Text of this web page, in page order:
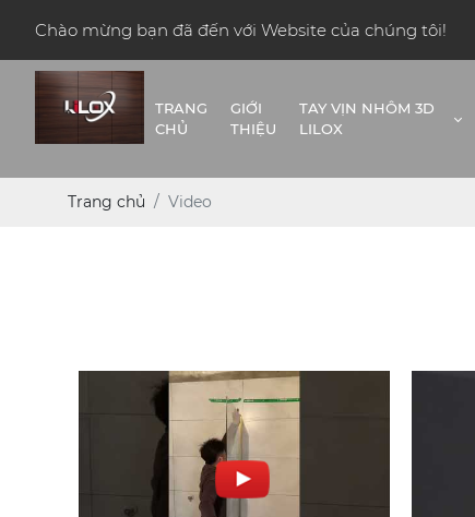
Chào mừng bạn đã đến với Website của chúng tôi!
TRANG
CHỦ
GIỚI
THIỆU
TAY VỊN NHÔM 3D
LILOX
Trang chủ Video